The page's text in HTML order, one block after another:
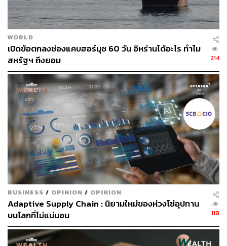
อาจจะให้ผลไม่ได้มากเท่าที่เคยทำได้ ขณะที่หากจีนไม่ใช้
มาตรการอะไรเลยก็ไม่ได้อีกเช่นกัน เพราะมีความจำเป็นที่
ต้องใช้นโยบาย จึงจะทำให้เศรษฐกิจขยายตัวได้ 5% ตามเป้า
หมาย ท่ามกลางสถานการณ์ที่คนจีนมีเงินเหลือเก็บแต่ไม่ยอม
นำมาใช้จ่าย เพราะขาดความเชื่อมั่น ขณะเดียวกันยังมี
สงครามการค้ากับสหรัฐฯ เป็นภาระเพิ่มเติมที่รออยู่
สำหรับธนาคารแห่งประเทศไทย (ธปท.) ผมมองว่าคงจะรอ
ติดตามการดำเนินนโยบายของทรัมป์เช่นกัน ก่อนที่จะตัดสิน
ใจปรับลดอัตราดอกเบี้ยครั้งถัดไปในปี 2025 โดยคาดว่าหาก
ทรัมป์มีการปรับขึ้นภาษีนำเข้ากับสินค้าไทยด้วย ก็คงจะ
ทำให้บางอุตสาหกรรมได้รับผลกระทบและเกิดปัญหาด้าน
สภาพคล่องได้
เมื่อพิจารณาจากแนวทางการดำเนินนโยบายการเงินของ
ธนาคารกลางหลักๆ ทั่วโลก รวมถึงไทยด้วย เพื่อพิจารณา
ตลาดหุ้นที่น่าสนใจ มองว่ายังคงเป็นตลาดหุ้นสหรัฐฯ ตาม
ด้วยตลาดหุ้นญี่ปุ่นและยุโรป ที่ทำผลงานได้ดีอยู่ สามารถ
ลงทุนระยะยาวได้ ส่วนตลาดหุ้นไทยนั้นยังต้องรอคอยจุด
เปลี่ยนที่จะทำให้เศรษฐกิจไทยเดินหน้าไปในทิศทางที่ดีขึ้น
WORLD
เปิดข้อตกลงช่องแคบฮอร์มุซ 60 วัน อิหร่านได้อะไร ทำไม
สหรัฐฯ ถึงยอม
214
BUSINESS / OPINION / OPINION
Adaptive Supply Chain : นิยามใหม่ของห่วงโซ่อุปทาน
บนโลกที่ไม่แน่นอน
118